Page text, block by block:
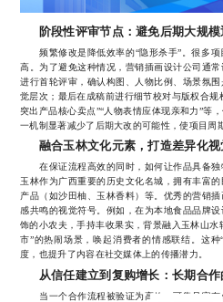
阶段性评审节点：避免后期大规
频繁修改是降低效率的“隐形杀手”。很多项
高。为了避免这种情况，营销插画设计公司通
进行首轮评审，确认构图、人物比例、场景氛
觉层次；最后在成稿前进行细节校对与版权合
突出产品核心卖点”“人物表情应体现亲和力”等
一机制显著减少了后期大改的可能性，使项目周
融合玉林文化元素，打造差异化
在保证流程高效的同时，如何让作品具备独
玉林作为广西重要的历史文化名城，拥有丰富
产品（如沙田柚、玉林香料）等。优秀的营销
感共鸣的视觉符号。例如，在为本地食品品牌
饰的小农夫，手持丰收果实，背景融入玉林山
市”的热闹场景，唤起消费者的情感联结。这
度，也提升了内容在社交媒体上的传播潜力。
从信任建立到复购增长：长期合
当一个合作流程被验证为高效、可靠且富有